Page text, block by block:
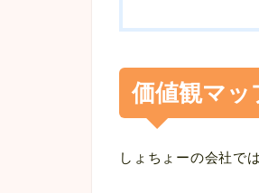
価値観マッ
しょちょーの会社で